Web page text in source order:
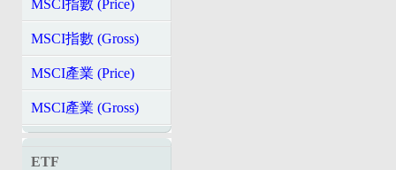
MSCI指數 (Price)
MSCI指數 (Gross)
MSCI產業 (Price)
MSCI產業 (Gross)
ETF